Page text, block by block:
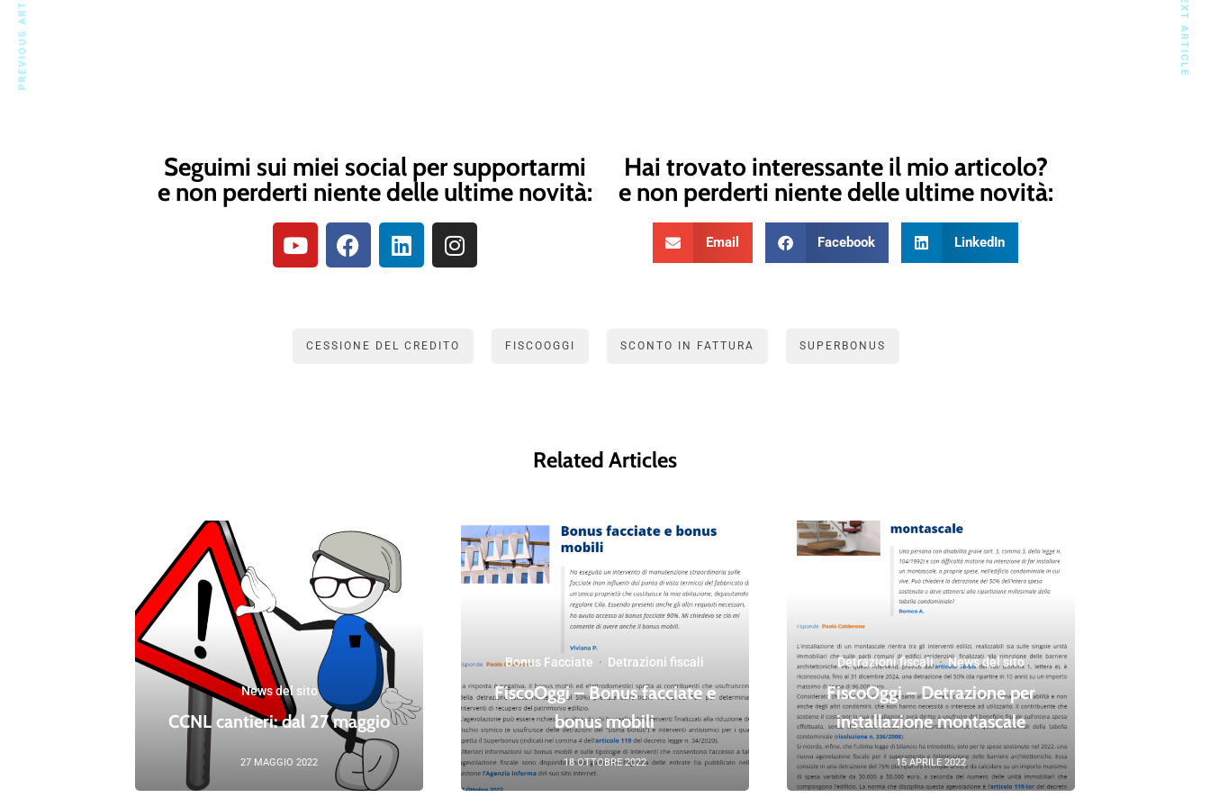
Seguimi sui miei social per supportarmi
e non perderti niente delle ultime novità:
Hai trovato interessante il mio articolo?
e non perderti niente delle ultime novità:
Email Facebook LinkedIn
CESSIONE DEL CREDITO FISCOOGGI SCONTO IN FATTURA SUPERBONUS
Related Articles
News del sito
CCNL cantieri: dal 27 maggio
27 MAGGIO 2022
Bonus Facciate · Detrazioni fiscali
FiscoOggi – Bonus facciate e
bonus mobili
18 OTTOBRE 2022
Detrazioni fiscali·News del sito
FiscoOggi – Detrazione per
installazione montascale
15 APRILE 2022
PREVIOUS ARTICLE NEXT ARTICLE